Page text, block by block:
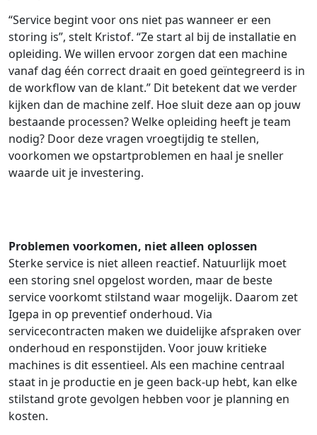
“Service begint voor ons niet pas wanneer er een
storing is”, stelt Kristof. “Ze start al bij de installatie en
opleiding. We willen ervoor zorgen dat een machine
vanaf dag één correct draait en goed geïntegreerd is in
de workflow van de klant.” Dit betekent dat we verder
kijken dan de machine zelf. Hoe sluit deze aan op jouw
bestaande processen? Welke opleiding heeft je team
nodig? Door deze vragen vroegtijdig te stellen,
voorkomen we opstartproblemen en haal je sneller
waarde uit je investering.
Problemen voorkomen, niet alleen oplossen
Sterke service is niet alleen reactief. Natuurlijk moet
een storing snel opgelost worden, maar de beste
service voorkomt stilstand waar mogelijk. Daarom zet
Igepa in op preventief onderhoud. Via
servicecontracten maken we duidelijke afspraken over
onderhoud en responstijden. Voor jouw kritieke
machines is dit essentieel. Als een machine centraal
staat in je productie en je geen back-up hebt, kan elke
stilstand grote gevolgen hebben voor je planning en
kosten.